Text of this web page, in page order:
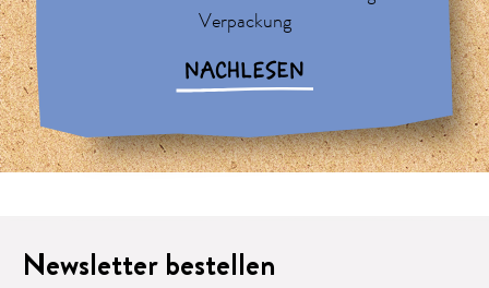
Verpackung
NACHLESEN
Newsletter bestellen